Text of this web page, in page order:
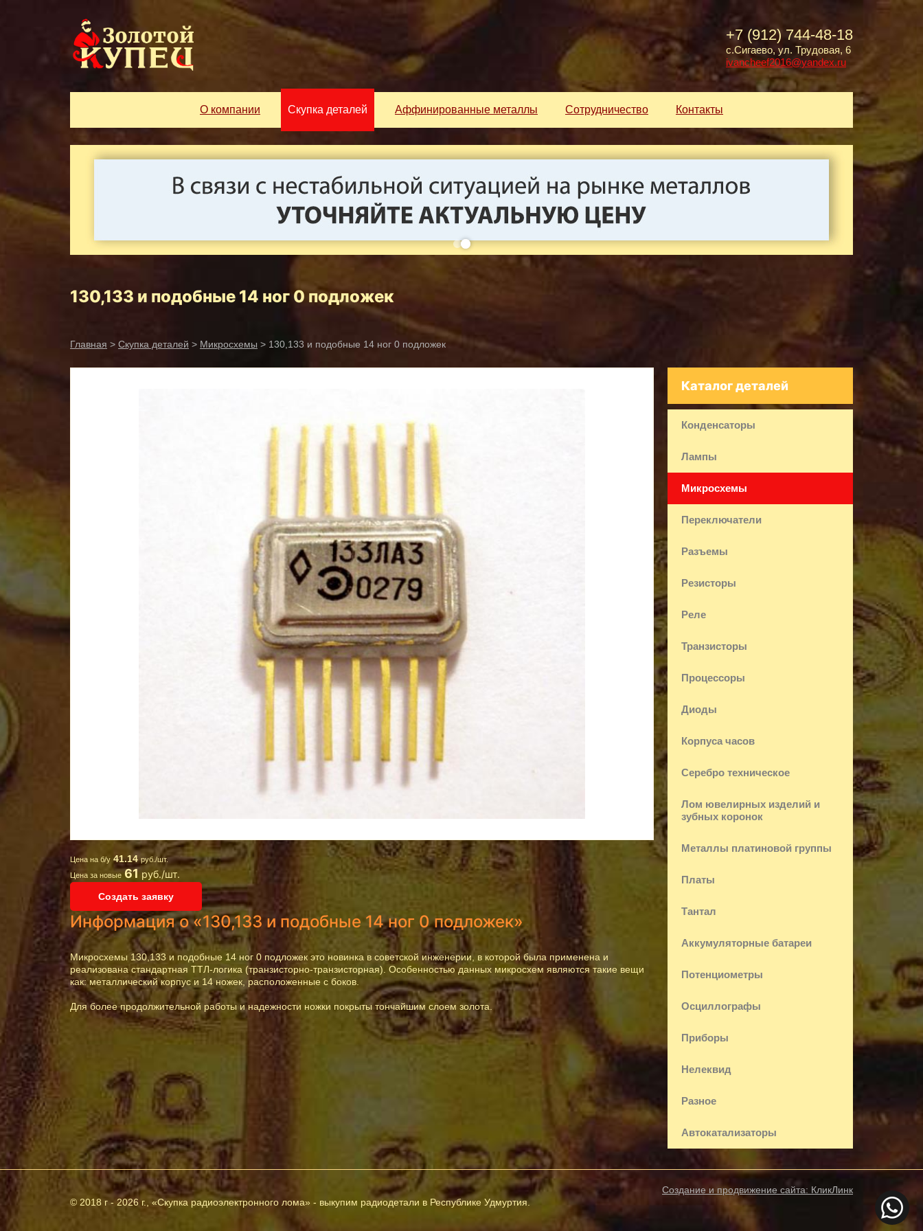
+7 (912) 744-48-18
с.Сигаево, ул. Трудовая, 6
ivancheef2016@yandex.ru
О компании Скупка деталей Аффинированные металлы Сотрудничество Контакты
130,133 и подобные 14 ног 0 подложек
Главная > Скупка деталей > Микросхемы > 130,133 и подобные 14 ног 0 подложек
Цена на б/у 41.14руб./шт.
Цена за новые 61руб./шт.
Создать заявку
Информация о «130,133 и подобные 14 ног 0 подложек»
Микросхемы 130,133 и подобные 14 ног 0 подложек это новинка в советской инженерии, в которой была применена и
реализована стандартная ТТЛ-логика (транзисторно-транзисторная). Особенностью данных микросхем являются такие вещи
как: металлический корпус и 14 ножек, расположенные с боков.
Для более продолжительной работы и надежности ножки покрыты тончайшим слоем золота.
Каталог деталей
Конденсаторы
Лампы
Микросхемы
Переключатели
Разъемы
Резисторы
Реле
Транзисторы
Процессоры
Диоды
Корпуса часов
Серебро техническое
Лом ювелирных изделий и
зубных коронок
Металлы платиновой группы
Платы
Тантал
Аккумуляторные батареи
Потенциометры
Осциллографы
Приборы
Нелеквид
Разное
Автокатализаторы
© 2018 г - 2026 г., «Скупка радиоэлектронного лома» - выкупим радиодетали в Республике Удмуртия.
Создание и продвижение сайта: КликЛинк